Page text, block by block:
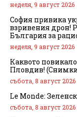
неделя, 9 август 2026
София привика
взривения дрон!
България за
неделя, 9 август 2026
Каквото
Пловдив!
събота, 8 август 2026
Le Monde:
събота, 8 август 2026